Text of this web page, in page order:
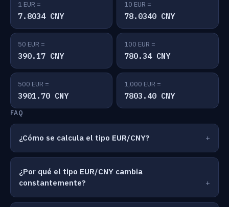
1 EUR =
7.8034 CNY
10 EUR =
78.0340 CNY
50 EUR =
390.17 CNY
100 EUR =
780.34 CNY
500 EUR =
3901.70 CNY
1,000 EUR =
7803.40 CNY
FAQ
¿Cómo se calcula el tipo EUR/CNY?
¿Por qué el tipo EUR/CNY cambia
constantemente?